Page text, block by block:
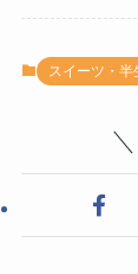
スイーツ・半